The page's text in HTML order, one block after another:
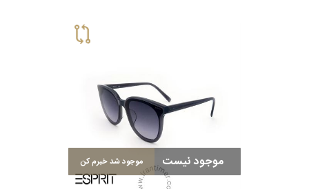
موجود نیست موجود شد خبرم کن